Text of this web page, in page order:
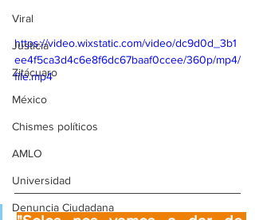
Viral
Justicia
Zitácuaro
México
Chismes políticos
AMLO
Universidad
Denuncia Ciudadana
https://video.wixstatic.com/video/dc9d0d_3b1
ee4f5ca3d4c6e8f6dc67baaf0ccee/360p/mp4/
file.mp4